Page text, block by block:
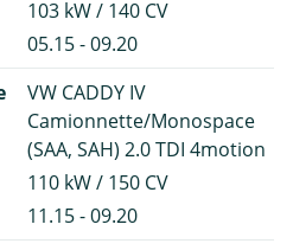
103 kW / 140 CV
05.15 - 09.20
VW CADDY IV
Camionnette/Monospace
(SAA, SAH) 2.0 TDI 4motion
110 kW / 150 CV
11.15 - 09.20